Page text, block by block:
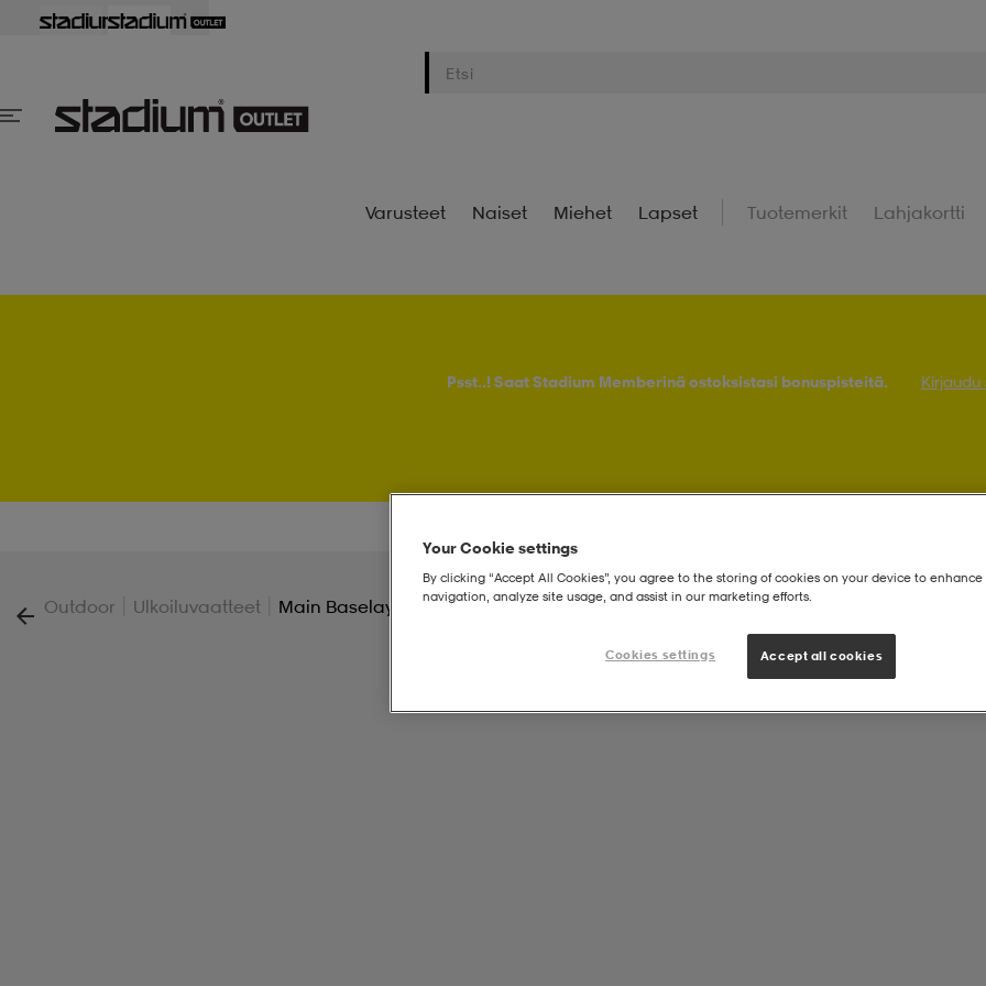
Varusteet Naiset Miehet Lapset Tuotemerkit Lahjakortti
Psst..! Saat Stadium Memberinä ostoksistasi bonuspisteitä. Kirjaudu
Outdoor Ulkoiluvaatteet Main Baselayer Crew M
Your Cookie settings
By clicking “Accept All Cookies”, you agree to the storing of cookies on your device to enhance
navigation, analyze site usage, and assist in our marketing efforts.
Cookies settings Accept all cookies